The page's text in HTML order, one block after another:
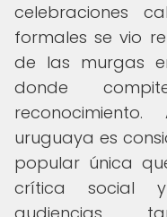
celebraciones
formales se vio
de las murgas
donde
uruguaya es
popular única
crítica social